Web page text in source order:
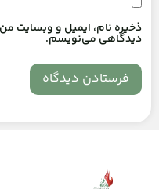
ذخیره نام، ایمیل و وبسایت من
دیدگاهی می‌نویسم.